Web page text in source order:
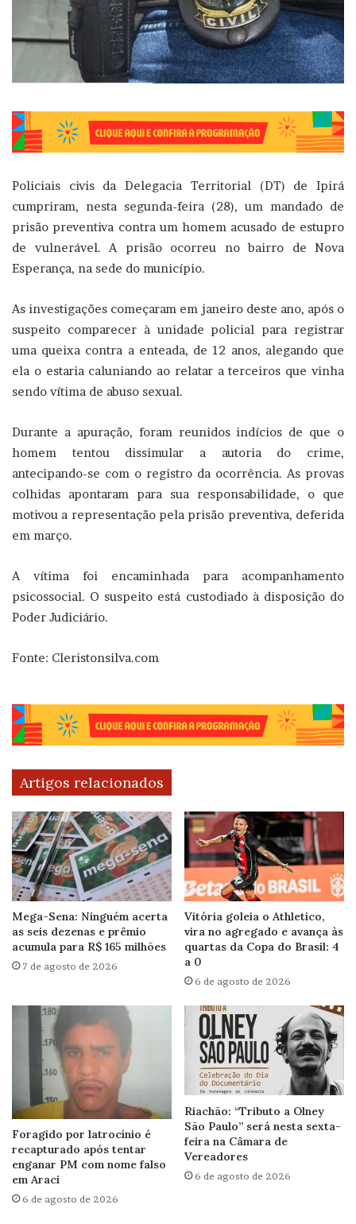
Policiais civis da Delegacia Territorial (DT) de Ipirá
cumpriram, nesta segunda-feira (28), um mandado de
prisão preventiva contra um homem acusado de estupro
de vulnerável. A prisão ocorreu no bairro de Nova
Esperança, na sede do município.
As investigações começaram em janeiro deste ano, após o
suspeito comparecer à unidade policial para registrar
uma queixa contra a enteada, de 12 anos, alegando que
ela o estaria caluniando ao relatar a terceiros que vinha
sendo vítima de abuso sexual.
Durante a apuração, foram reunidos indícios de que o
homem tentou dissimular a autoria do crime,
antecipando-se com o registro da ocorrência. As provas
colhidas apontaram para sua responsabilidade, o que
motivou a representação pela prisão preventiva, deferida
em março.
A vítima foi encaminhada para acompanhamento
psicossocial. O suspeito está custodiado à disposição do
Poder Judiciário.
Fonte: Cleristonsilva.com
Artigos relacionados
Mega-Sena: Ninguém acerta
as seis dezenas e prêmio
acumula para R$ 165 milhões
7 de agosto de 2026
Vitória goleia o Athletico,
vira no agregado e avança às
quartas da Copa do Brasil: 4
a 0
6 de agosto de 2026
Foragido por latrocínio é
recapturado após tentar
enganar PM com nome falso
em Araci
6 de agosto de 2026
Riachão: “Tributo a Olney
São Paulo” será nesta sexta-
feira na Câmara de
Vereadores
6 de agosto de 2026